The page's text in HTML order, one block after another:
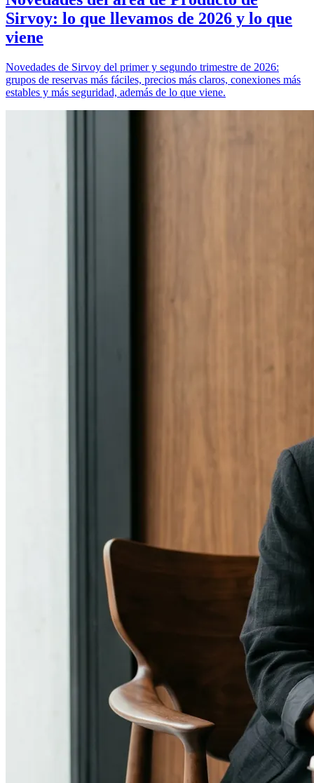
Sirvoy: lo que llevamos de 2026 y lo que
viene
Novedades de Sirvoy del primer y segundo trimestre de 2026:
grupos de reservas más fáciles, precios más claros, conexiones más
estables y más seguridad, además de lo que viene.